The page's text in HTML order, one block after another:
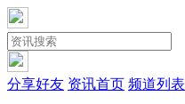
分享好友 资讯首页 频道列表